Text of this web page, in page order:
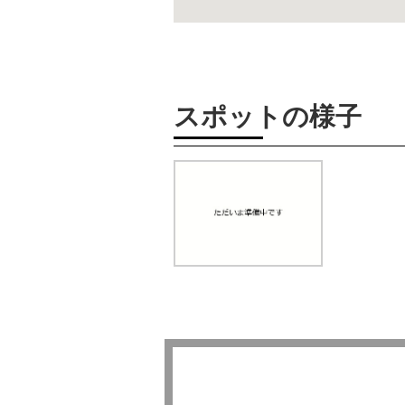
スポットの様子